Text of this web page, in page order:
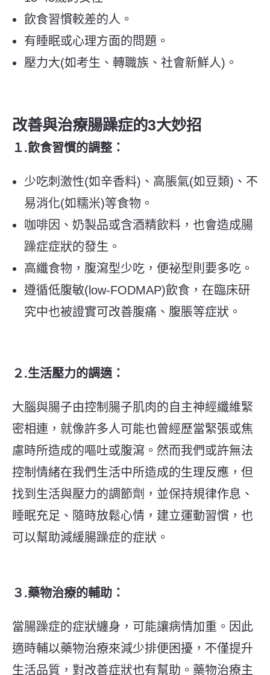
飲食習慣較差的人。
有睡眠或心理方面的問題。
壓力大(如考生、轉職族、社會新鮮人)。
改善與治療腸躁症的3大妙招
１.飲食習慣的調整：
少吃刺激性(如辛香料)、高脹氣(如豆類)、不
易消化(如糯米)等食物。
咖啡因、奶製品或含酒精飲料，也會造成腸
躁症症狀的發生。
高纖食物，腹瀉型少吃，便祕型則要多吃。
遵循低腹敏(low-FODMAP)飲食，在臨床研
究中也被證實可改善腹痛、腹脹等症狀。
２.生活壓力的調適：
大腦與腸子由控制腸子肌肉的自主神經纖維緊
密相連，就像許多人可能也曾經歷當緊張或焦
慮時所造成的嘔吐或腹瀉。然而我們或許無法
控制情緒在我們生活中所造成的生理反應，但
找到生活與壓力的調節劑，並保持規律作息、
睡眠充足、隨時放鬆心情，建立運動習慣，也
可以幫助減緩腸躁症的症狀。
３.藥物治療的輔助：
當腸躁症的症狀纏身，可能讓病情加重。因此
適時輔以藥物治療來減少排便困擾，不僅提升
生活品質，對改善症狀也有幫助。 藥物治療主